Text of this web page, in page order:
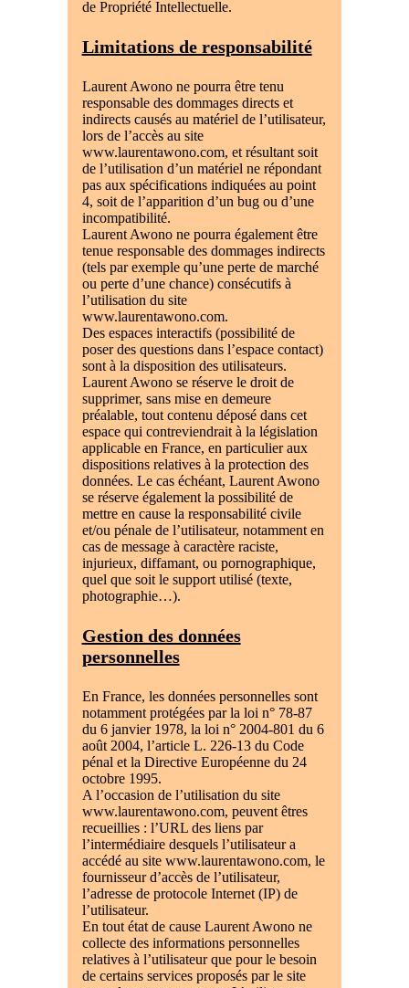
de Propriété Intellectuelle.
Limitations de responsabilité
Laurent Awono ne pourra être tenu
responsable des dommages directs et
indirects causés au matériel de l’utilisateur,
lors de l’accès au site
www.laurentawono.com, et résultant soit
de l’utilisation d’un matériel ne répondant
pas aux spécifications indiquées au point
4, soit de l’apparition d’un bug ou d’une
incompatibilité.
Laurent Awono ne pourra également être
tenue responsable des dommages indirects
(tels par exemple qu’une perte de marché
ou perte d’une chance) consécutifs à
l’utilisation du site
www.laurentawono.com.
Des espaces interactifs (possibilité de
poser des questions dans l’espace contact)
sont à la disposition des utilisateurs.
Laurent Awono se réserve le droit de
supprimer, sans mise en demeure
préalable, tout contenu déposé dans cet
espace qui contreviendrait à la législation
applicable en France, en particulier aux
dispositions relatives à la protection des
données. Le cas échéant, Laurent Awono
se réserve également la possibilité de
mettre en cause la responsabilité civile
et/ou pénale de l’utilisateur, notamment en
cas de message à caractère raciste,
injurieux, diffamant, ou pornographique,
quel que soit le support utilisé (texte,
photographie…).
Gestion des données
personnelles
En France, les données personnelles sont
notamment protégées par la loi n° 78-87
du 6 janvier 1978, la loi n° 2004-801 du 6
août 2004, l’article L. 226-13 du Code
pénal et la Directive Européenne du 24
octobre 1995.
A l’occasion de l’utilisation du site
www.laurentawono.com, peuvent êtres
recueillies : l’URL des liens par
l’intermédiaire desquels l’utilisateur a
accédé au site www.laurentawono.com, le
fournisseur d’accès de l’utilisateur,
l’adresse de protocole Internet (IP) de
l’utilisateur.
En tout état de cause Laurent Awono ne
collecte des informations personnelles
relatives à l’utilisateur que pour le besoin
de certains services proposés par le site